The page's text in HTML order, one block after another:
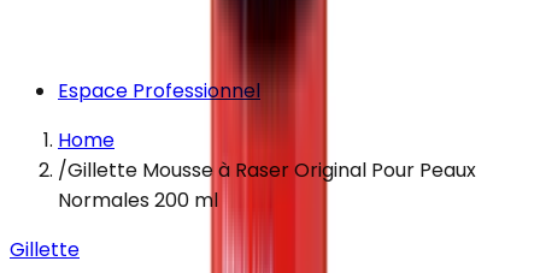
Espace Professionnel
Home
/Gillette Mousse à Raser Original Pour Peaux
Normales 200 ml
Gillette